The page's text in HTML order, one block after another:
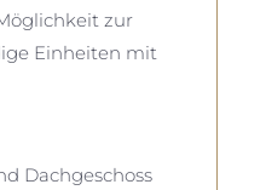
zur
Einheiten mit
Dachgeschoss